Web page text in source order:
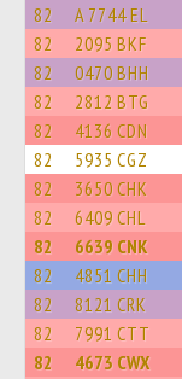
82 A 7744 EL
82 2095 BKF
82 0470 BHH
82 2812 BTG
82 4136 CDN
82 5935 CGZ
82 3650 CHK
82 6409 CHL
82 6639 CNK
82 4851 CHH
82 8121 CRK
82 7991 CTT
82 4673 CWX